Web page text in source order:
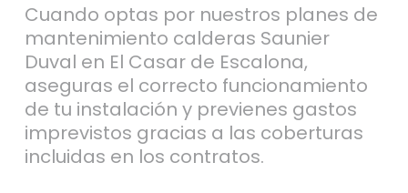
Cuando optas por nuestros planes de
mantenimiento calderas Saunier
Duval en El Casar de Escalona,
aseguras el correcto funcionamiento
de tu instalación y previenes gastos
imprevistos gracias a las coberturas
incluidas en los contratos.